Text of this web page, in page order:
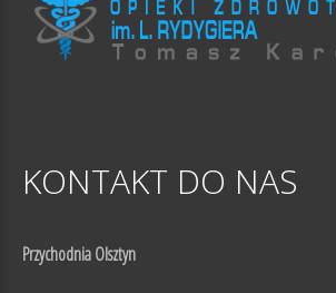
KONTAKT DO NAS
Przychodnia Olsztyn